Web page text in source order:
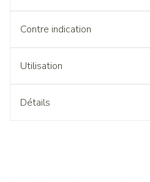
Contre indication
Utilisation
Détails